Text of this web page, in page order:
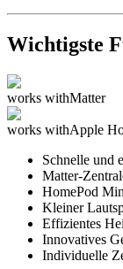
Wichtigste
works withMatter
works withApple
Schnelle und
Matter-
HomePod
Kleiner
Effizientes
Innovatives
Individuelle